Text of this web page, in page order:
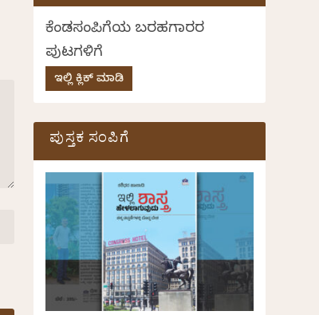
ಕೆಂಡಸಂಪಿಗೆಯ ಬರಹಗಾರರ
ಪುಟಗಳಿಗೆ
ಇಲ್ಲಿ ಕ್ಲಿಕ್ ಮಾಡಿ
ಪುಸ್ತಕ ಸಂಪಿಗೆ